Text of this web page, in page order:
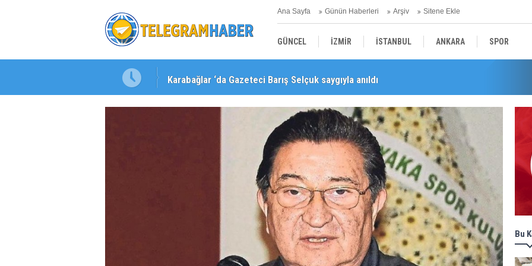
Ana Sayfa Günün Haberleri Arşiv Sitene Ekle
GÜNCEL İZMİR İSTANBUL ANKARA SPOR
YEREL SAĞLIK
Karabağlar ‘da Gazeteci Barış Selçuk saygıyla anıldı
Bu